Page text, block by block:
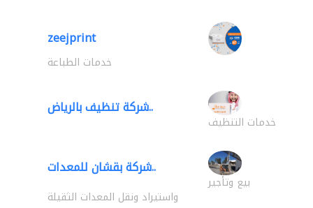
zeejprint
خدمات الطباعة
شركة تنظيف بالرياض..
خدمات التنظيف
شركة بقشان للمعدات..
بيع وتأجير
واستيراد ونقل المعدات الثقيلة